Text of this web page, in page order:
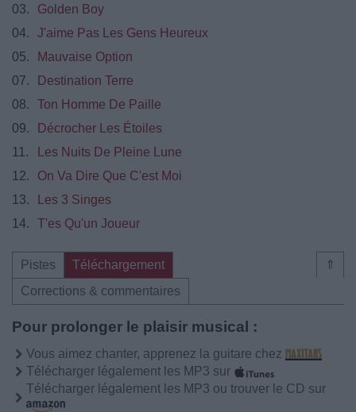
03.
Golden Boy
04.
J'aime Pas Les Gens Heureux
05.
Mauvaise Option
07.
Destination Terre
08.
Ton Homme De Paille
09.
Décrocher Les Étoiles
11.
Les Nuits De Pleine Lune
12.
On Va Dire Que C'est Moi
13.
Les 3 Singes
14.
T'es Qu'un Joueur
⇑
Pistes
Téléchargement
Corrections & commentaires
Pour prolonger le plaisir musical :
Vous aimez chanter, apprenez la guitare chez
Télécharger légalement les MP3 sur
Télécharger légalement les MP3 ou trouver le CD sur